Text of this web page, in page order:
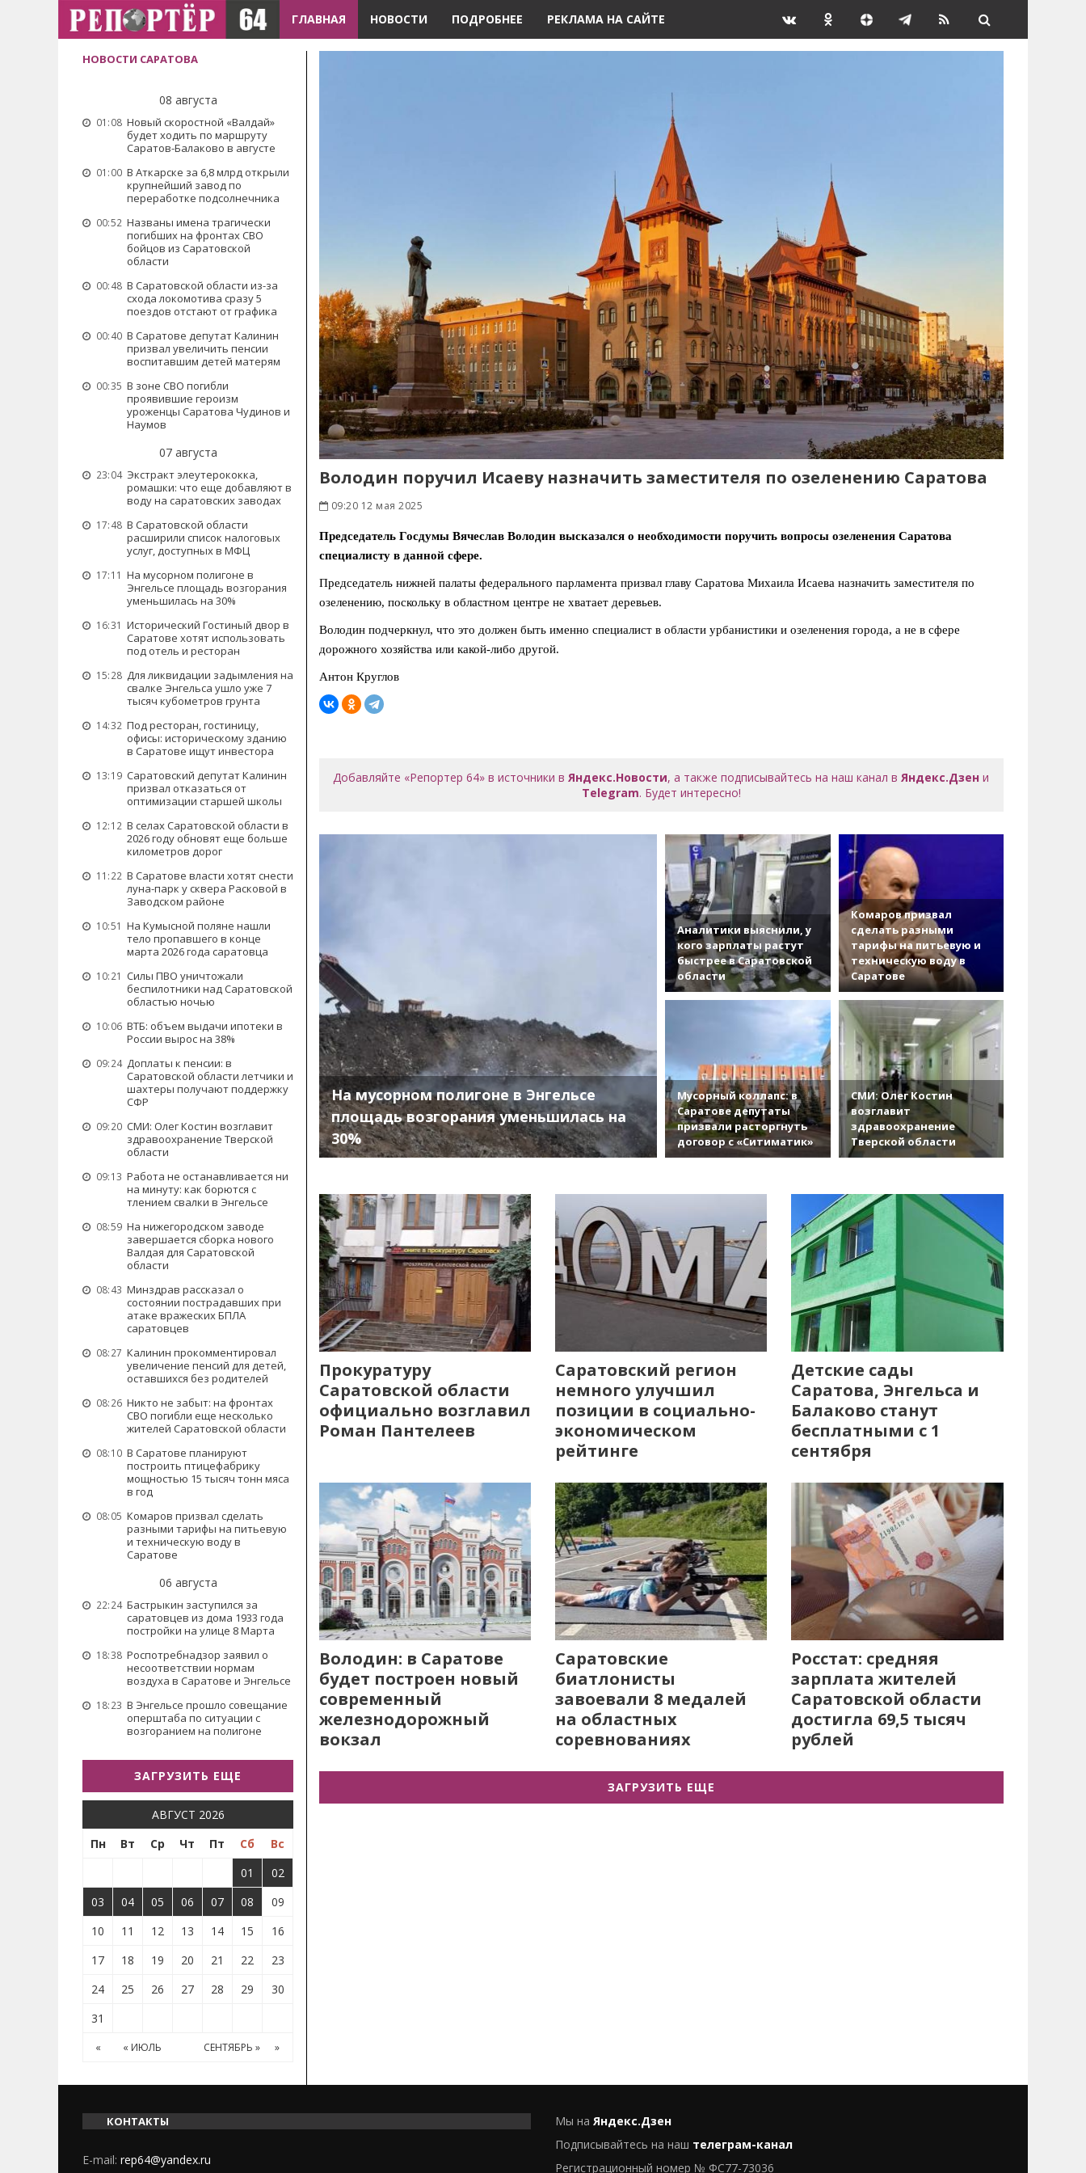
ГЛАВНАЯ НОВОСТИ ПОДРОБНЕЕ РЕКЛАМА НА САЙТЕ
НОВОСТИ САРАТОВА
08 августа
01:08 Новый скоростной «Валдай»
будет ходить по маршруту
Саратов-Балаково в августе
01:00 В Аткарске за 6,8 млрд открыли
крупнейший завод по
переработке подсолнечника
00:52 Названы имена трагически
погибших на фронтах СВО
бойцов из Саратовской
области
00:48 В Саратовской области из-за
схода локомотива сразу 5
поездов отстают от графика
00:40 В Саратове депутат Калинин
призвал увеличить пенсии
воспитавшим детей матерям
00:35 В зоне СВО погибли
проявившие героизм
уроженцы Саратова Чудинов и
Наумов
07 августа
23:04 Экстракт элеутерококка,
ромашки: что еще добавляют в
воду на саратовских заводах
17:48 В Саратовской области
расширили список налоговых
услуг, доступных в МФЦ
17:11 На мусорном полигоне в
Энгельсе площадь возгорания
уменьшилась на 30%
16:31 Исторический Гостиный двор в
Саратове хотят использовать
под отель и ресторан
15:28 Для ликвидации задымления на
свалке Энгельса ушло уже 7
тысяч кубометров грунта
14:32 Под ресторан, гостиницу,
офисы: историческому зданию
в Саратове ищут инвестора
13:19 Саратовский депутат Калинин
призвал отказаться от
оптимизации старшей школы
12:12 В селах Саратовской области в
2026 году обновят еще больше
километров дорог
11:22 В Саратове власти хотят снести
луна-парк у сквера Расковой в
Заводском районе
10:51 На Кумысной поляне нашли
тело пропавшего в конце
марта 2026 года саратовца
10:21 Силы ПВО уничтожали
беспилотники над Саратовской
областью ночью
10:06 ВТБ: объем выдачи ипотеки в
России вырос на 38%
09:24 Доплаты к пенсии: в
Саратовской области летчики и
шахтеры получают поддержку
СФР
09:20 СМИ: Олег Костин возглавит
здравоохранение Тверской
области
09:13 Работа не останавливается ни
на минуту: как борются с
тлением свалки в Энгельсе
08:59 На нижегородском заводе
завершается сборка нового
Валдая для Саратовской
области
08:43 Минздрав рассказал о
состоянии пострадавших при
атаке вражеских БПЛА
саратовцев
08:27 Калинин прокомментировал
увеличение пенсий для детей,
оставшихся без родителей
08:26 Никто не забыт: на фронтах
СВО погибли еще несколько
жителей Саратовской области
08:10 В Саратове планируют
построить птицефабрику
мощностью 15 тысяч тонн мяса
в год
08:05 Комаров призвал сделать
разными тарифы на питьевую
и техническую воду в
Саратове
06 августа
22:24 Бастрыкин заступился за
саратовцев из дома 1933 года
постройки на улице 8 Марта
18:38 Роспотребнадзор заявил о
несоответствии нормам
воздуха в Саратове и Энгельсе
18:23 В Энгельсе прошло совещание
оперштаба по ситуации с
возгоранием на полигоне
ЗАГРУЗИТЬ ЕЩЕ
АВГУСТ 2026
Пн
Вт Ср Чт Пт Сб
Вс
01
02
03
04 05 06 07 08
09
10
11 12 13 14 15
16
17
18 19 20 21 22
23
24
25 26 27 28 29
30
31
« « ИЮЛЬ СЕНТЯБРЬ » »
Володин поручил Исаеву назначить заместителя по озеленению Саратова
09:20 12 мая 2025
Председатель Госдумы Вячеслав Володин высказался о необходимости поручить вопросы озеленения Саратова
специалисту в данной сфере.
Председатель нижней палаты федерального парламента призвал главу Саратова Михаила Исаева назначить заместителя по
озеленению, поскольку в областном центре не хватает деревьев.
Володин подчеркнул, что это должен быть именно специалист в области урбанистики и озеленения города, а не в сфере
дорожного хозяйства или какой-либо другой.
Антон Круглов
Добавляйте «Репортер 64» в источники вЯндекс.Новости, а также подписывайтесь на наш канал вЯндекс.Дзен и
Telegram. Будет интересно!
На мусорном полигоне в Энгельсе
площадь возгорания уменьшилась на
30%
Аналитики выяснили, у
кого зарплаты растут
быстрее в Саратовской
области
Комаров призвал
сделать разными
тарифы на питьевую и
техническую воду в
Саратове
Мусорный коллапс: в
Саратове депутаты
призвали расторгнуть
договор с «Ситиматик»
СМИ: Олег Костин
возглавит
здравоохранение
Тверской области
Прокуратуру
Саратовской области
официально возглавил
Роман Пантелеев
Саратовский регион
немного улучшил
позиции в социально-
экономическом
рейтинге
Детские сады
Саратова, Энгельса и
Балаково станут
бесплатными с 1
сентября
Володин: в Саратове
будет построен новый
современный
железнодорожный
вокзал
Саратовские
биатлонисты
завоевали 8 медалей
на областных
соревнованиях
Росстат: средняя
зарплата жителей
Саратовской области
достигла 69,5 тысяч
рублей
ЗАГРУЗИТЬ ЕЩЕ
КОНТАКТЫ
E-mail: rep64@yandex.ru
Мы на Яндекс.Дзен
Подписывайтесь на наш телеграм-канал
Регистрационный номер № ФС77-73036